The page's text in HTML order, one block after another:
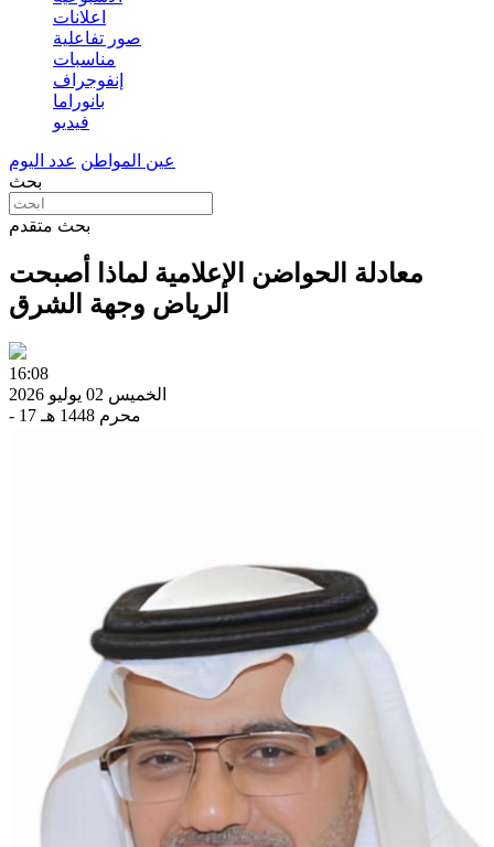
اعلانات
صور تفاعلية
مناسبات
إنفوجراف
بانوراما
فيديو
عين المواطن عدد اليوم
بحث
بحث متقدم
معادلة الحواضن الإعلامية لماذا أصبحت
الرياض وجهة الشرق
16:08
الخميس 02 يوليو 2026
- 17 محرم 1448 هـ